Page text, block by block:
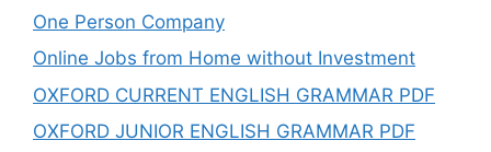
One Person Company
Online Jobs from Home without Investment
OXFORD CURRENT ENGLISH GRAMMAR PDF
OXFORD JUNIOR ENGLISH GRAMMAR PDF